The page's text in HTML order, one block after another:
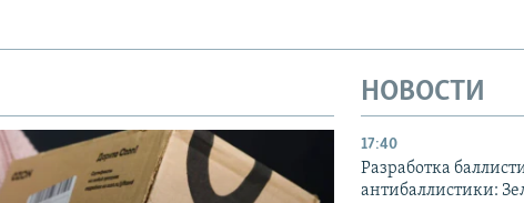
НОВОСТИ
17:40
Разработка
антибаллистики: